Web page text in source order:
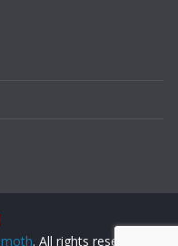
. All rights reserved.